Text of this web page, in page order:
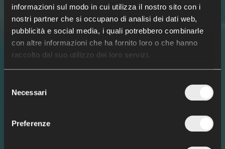
informazioni sul modo in cui utilizza il nostro sito con i
nostri partner che si occupano di analisi dei dati web,
pubblicità e social media, i quali potrebbero combinarle
con altre informazioni che ha fornito loro o che hanno
raccolto dal suo utilizzo dei loro servizi.
delNecessari
Preferenzeorthopaedic surgery
Aiutiamo i nostri
pazienti
obiettivi